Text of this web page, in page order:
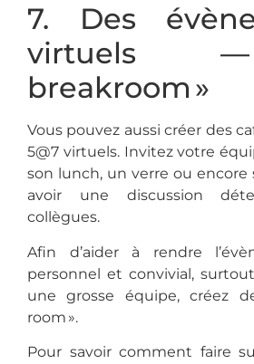
7. Des
virtuels
breakroom »
Vous pouvez aussi créer des
5@7 virtuels. Invitez votre
son lunch, un verre ou encore
avoir une discussion
collègues.
Afin d’aider à rendre
personnel et convivial,
une grosse équipe, créez
room ».
Pour savoir comment faire